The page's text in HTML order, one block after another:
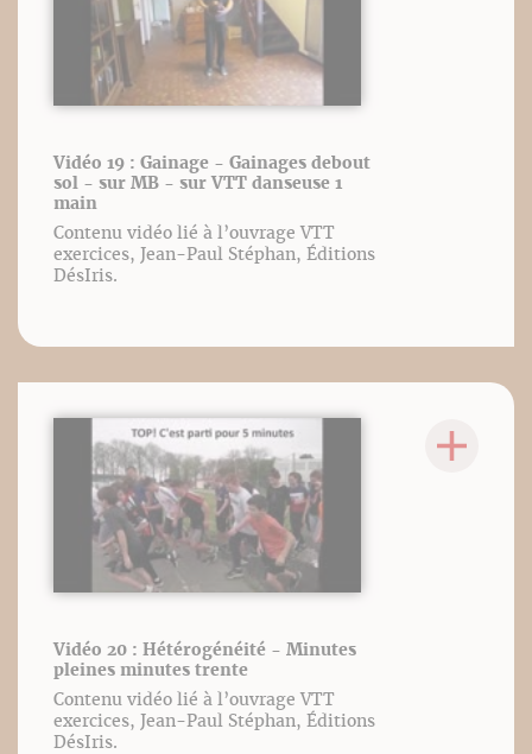
Vidéo 19 : Gainage - Gainages debout
sol - sur MB - sur VTT danseuse 1
main
Contenu vidéo lié à l’ouvrage VTT
exercices, Jean-Paul Stéphan, Éditions
DésIris.
Vidéo 20 : Hétérogénéité - Minutes
pleines minutes trente
Contenu vidéo lié à l’ouvrage VTT
exercices, Jean-Paul Stéphan, Éditions
DésIris.